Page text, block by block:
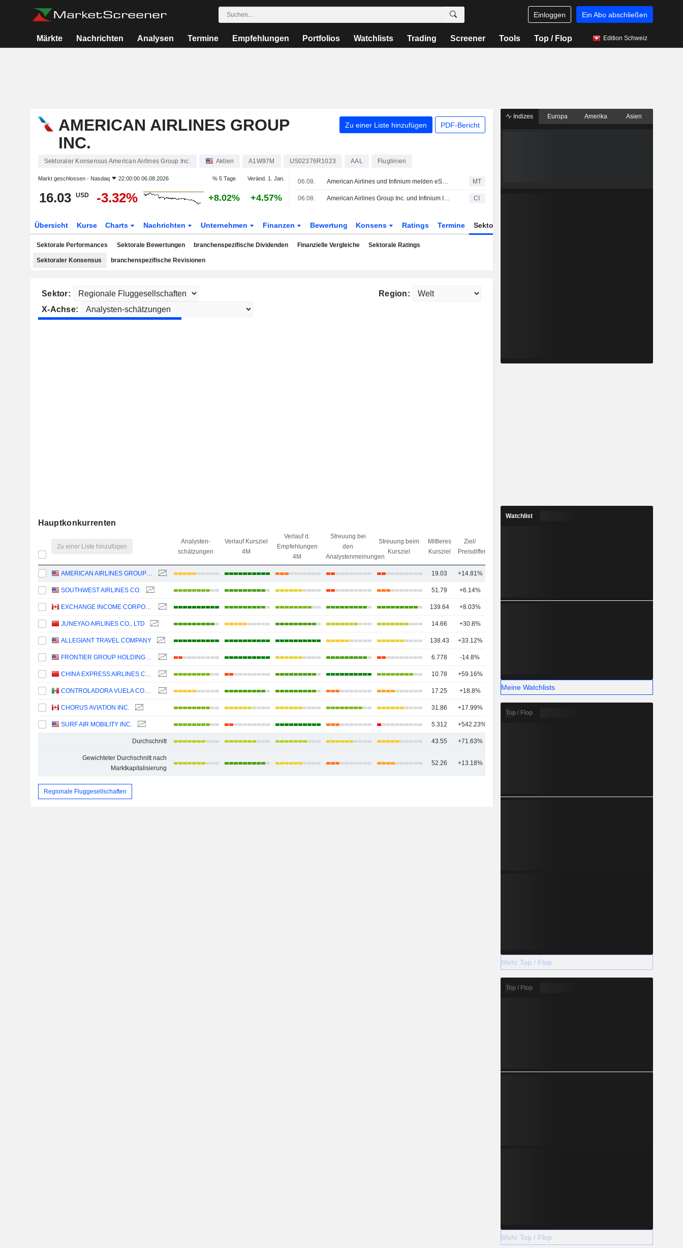
Einloggen Ein Abo abschließen
Märkte Nachrichten Analysen Termine Empfehlungen Portfolios Watchlists Trading Screener Tools Top / Flop Edition Schweiz
AMERICAN AIRLINES GROUP
INC.
Zu einer Liste hinzufügen PDF-Bericht
Sektoraler Konsensus American Airlines Group Inc. Aktien A1W97M US02376R1023 AAL Fluglinien
Markt geschlossen - Nasdaq 22:00:00 06.08.2026 % 5 Tage Veränd. 1. Jan.
16.03 USD -3.32% +8.02% +4.57%
06.08. American Airlines und Infinium melden eSAF-Lieferung für kommerziellen Linienflug MT
06.08. American Airlines Group Inc. und Infinium Inc. kündigen kommerziellen Passagierflug mit elektro-basiertem Sustainable Aviation Fuel an CI
Übersicht Kurse Charts Nachrichten Unternehmen Finanzen Bewertung Konsens Ratings Termine Sektor
Sektorale Performances Sektorale Bewertungen branchenspezifische Dividenden Finanzielle Vergleiche Sektorale Ratings
Sektoraler Konsensus branchenspezifische Revisionen
Sektor:
Region:
X-Achse:
Hauptkonkurrenten
Zu einer Liste hinzufügen
Analysten-
schätzungen
Verlauf Kursziel
4M
Verlauf d.
Empfehlungen
4M
Streuung bei
den
Analystenmeinungen
Streuung beim
Kursziel
Mittleres
Kursziel
Ziel/
Preisdifferenz
AMERICAN AIRLINES GROUP INC. 19.03 +14.81%
SOUTHWEST AIRLINES CO. 51.79 +6.14%
EXCHANGE INCOME CORPORATION 139.64 +8.03%
JUNEYAO AIRLINES CO., LTD 14.66 +30.8%
ALLEGIANT TRAVEL COMPANY 138.43 +33.12%
FRONTIER GROUP HOLDINGS, INC. 6.778 -14.8%
CHINA EXPRESS AIRLINES CO.,LTD 10.78 +59.16%
CONTROLADORA VUELA COMPAÑÍA DE AVIACIÓN, S.A.B. DE C.V. 17.25 +18.8% 6
CHORUS AVIATION INC. 31.86 +17.99%
SURF AIR MOBILITY INC. 5.312 +542.23%
Durchschnitt 43.55 +71.63%
Gewichteter Durchschnitt nach
Marktkapitalisierung
52.26 +13.18%
Regionale Fluggesellschaften
Indizes Europa Amerika Asien
Watchlist
Meine Watchlists
Top / Flop
Mehr Top / Flop
Top / Flop
Mehr Top / Flop